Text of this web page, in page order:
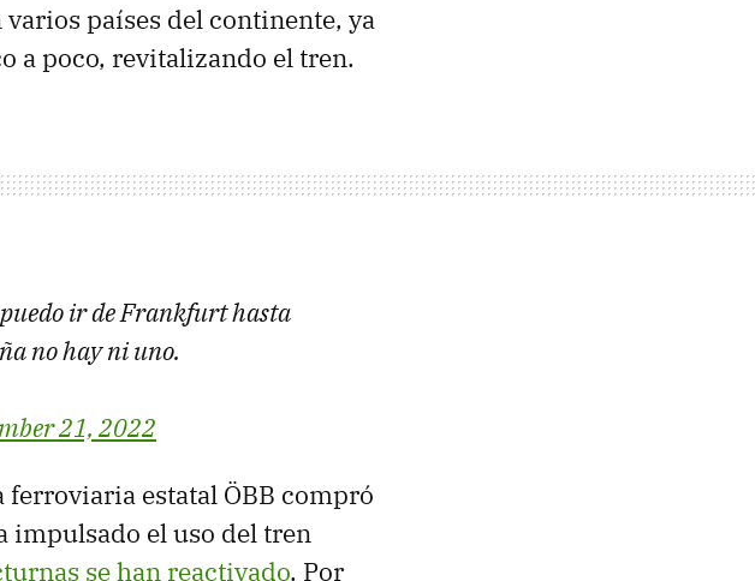
países del continente, ya
a poco, revitalizando el tren.
ir de Frankfurt hasta
no hay ni uno.
21, 2022
ferroviaria estatal ÖBB compró
impulsado el uso del tren
se han reactivado. Por